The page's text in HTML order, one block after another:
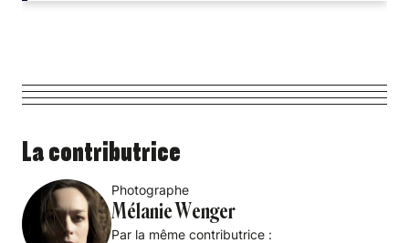
La contributrice
Photographe
Mélanie Wenger
Par la même contributrice :